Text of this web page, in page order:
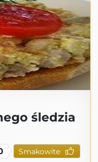
śledzia
Smakowite